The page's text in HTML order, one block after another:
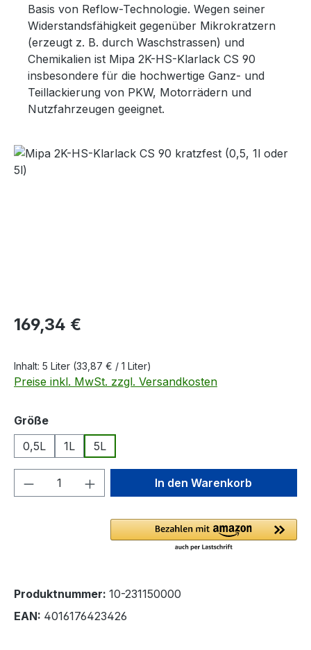
Basis von Reflow-Technologie. Wegen seiner
Widerstandsfähigkeit gegenüber Mikrokratzern
(erzeugt z. B. durch Waschstrassen) und
Chemikalien ist Mipa 2K-HS-Klarlack CS 90
insbesondere für die hochwertige Ganz- und
Teillackierung von PKW, Motorrädern und
Nutzfahrzeugen geeignet.
Bildergalerie überspringen
Regulärer Preis:
169,34 €
Inhalt: 5 Liter (33,87 € / 1 Liter)
Preise inkl. MwSt. zzgl. Versandkosten
Größeauswählen
0,5L
1L 5L
Produkt Anzahl: Gib denIn den Warenkorb
Produktnummer: 10-231150000
EAN: 4016176423426